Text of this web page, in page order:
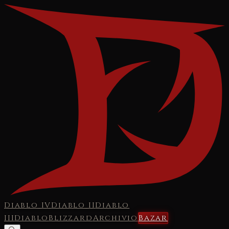
Diablo IVDiablo IIDiablo
IIIDiabloBlizzardArchivioBazar